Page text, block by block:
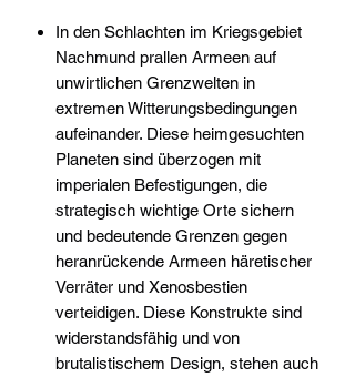
In den Schlachten im Kriegsgebiet
Nachmund prallen Armeen auf
unwirtlichen Grenzwelten in
extremen Witterungsbedingungen
aufeinander. Diese heimgesuchten
Planeten sind überzogen mit
imperialen Befestigungen, die
strategisch wichtige Orte sichern
und bedeutende Grenzen gegen
heranrückende Armeen häretischer
Verräter und Xenosbestien
verteidigen. Diese Konstrukte sind
widerstandsfähig und von
brutalistischem Design, stehen auch